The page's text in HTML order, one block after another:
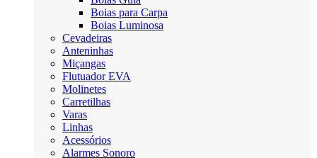
Boias para Carpa
Boias Luminosa
Cevadeiras
Anteninhas
Miçangas
Flutuador EVA
Molinetes
Carretilhas
Varas
Linhas
Acessórios
Alarmes Sonoro